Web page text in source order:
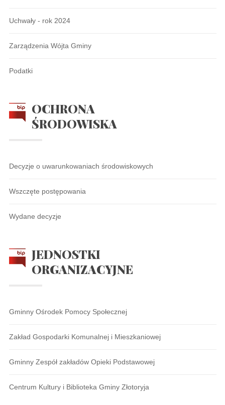
Uchwały - rok 2024
Zarządzenia Wójta Gminy
Podatki
OCHRONA
ŚRODOWISKA
Decyzje o uwarunkowaniach środowiskowych
Wszczęte postępowania
Wydane decyzje
JEDNOSTKI
ORGANIZACYJNE
Gminny Ośrodek Pomocy Społecznej
Zakład Gospodarki Komunalnej i Mieszkaniowej
Gminny Zespół zakładów Opieki Podstawowej
Centrum Kultury i Biblioteka Gminy Złotoryja